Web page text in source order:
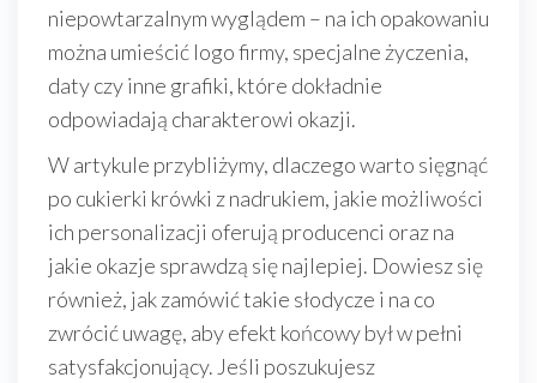
niepowtarzalnym wyglądem – na ich opakowaniu
można umieścić logo firmy, specjalne życzenia,
daty czy inne grafiki, które dokładnie
odpowiadają charakterowi okazji.
W artykule przybliżymy, dlaczego warto sięgnąć
po cukierki krówki z nadrukiem, jakie możliwości
ich personalizacji oferują producenci oraz na
jakie okazje sprawdzą się najlepiej. Dowiesz się
również, jak zamówić takie słodycze i na co
zwrócić uwagę, aby efekt końcowy był w pełni
satysfakcjonujący. Jeśli poszukujesz